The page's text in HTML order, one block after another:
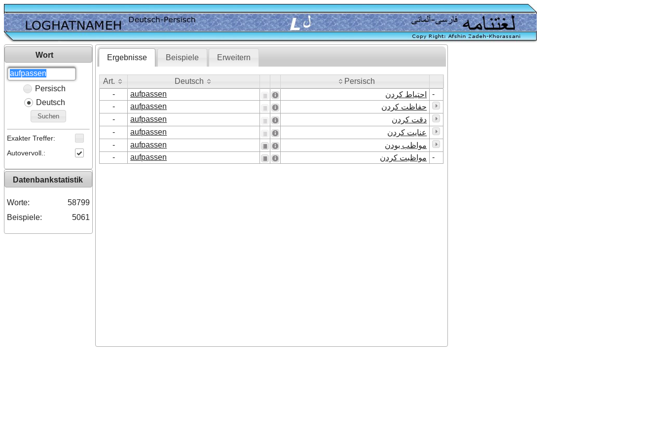
Wort
Persisch
Deutsch
Suchen
Exakter Treffer:
Autovervoll.:
Datenbankstatistik
Worte:
58799
Beispiele:
5061
Ergebnisse Beispiele Erweitern
Art. Deutsch
Persisch
Art.
- aufpassen احتیاط کردن
-
-
aufpassen
حفاظت کردن
-
aufpassen
دقت کردن
-
aufpassen
عنایت کردن
-
aufpassen
مواظب بودن
-
aufpassen مواظبت کردن -